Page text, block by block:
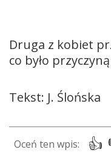
Druga z kobiet
co było
Tekst: J. Ślońska